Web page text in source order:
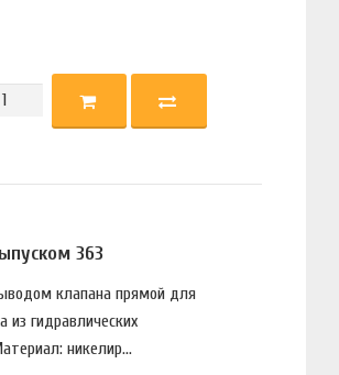
363
клапана прямой для
из гидравлических
никелир...